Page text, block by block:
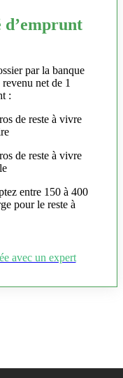
d’emprunt
par la banque
net de 1
:
de reste à vivre
de reste à vivre
entre 150 à 400
pour le reste à
avec un expert